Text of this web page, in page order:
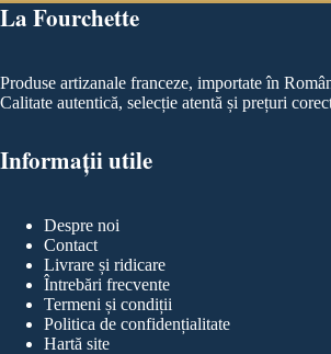
La Fourchette
Produse artizanale franceze, importate în
Calitate autentică, selecție atentă și prețuri
Informații utile
Despre noi
Contact
Livrare și ridicare
Întrebări frecvente
Termeni și condiții
Politica de confidențialitate
Hartă site